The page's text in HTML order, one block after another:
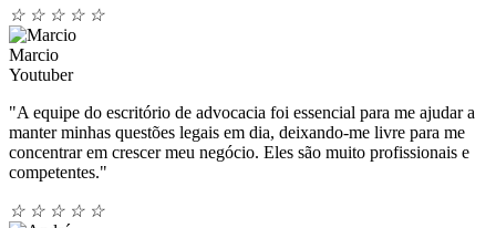
☆ ☆ ☆ ☆ ☆
Marcio
Youtuber
"A equipe do escritório de advocacia foi essencial para me ajudar a
manter minhas questões legais em dia, deixando-me livre para me
concentrar em crescer meu negócio. Eles são muito profissionais e
competentes."
☆ ☆ ☆ ☆ ☆